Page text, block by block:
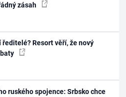
zásah
Resort věří, že nový
ruského spojence: Srbsko chce